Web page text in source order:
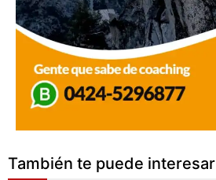
También te puede interesar